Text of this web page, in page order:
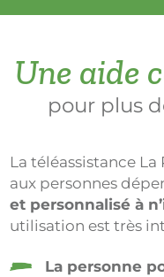
Une aide
pour plus
La téléassistance
aux personnes
et personnalisé à
utilisation est très
La personne